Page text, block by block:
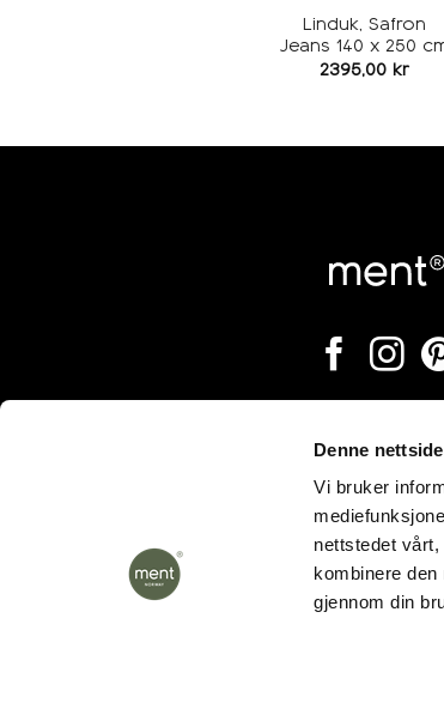
Denne
Vi bruker
nettstedet
kombinere
gjennom din
Linduk, Safron
Jeans 140 x 250
2395,00 kr